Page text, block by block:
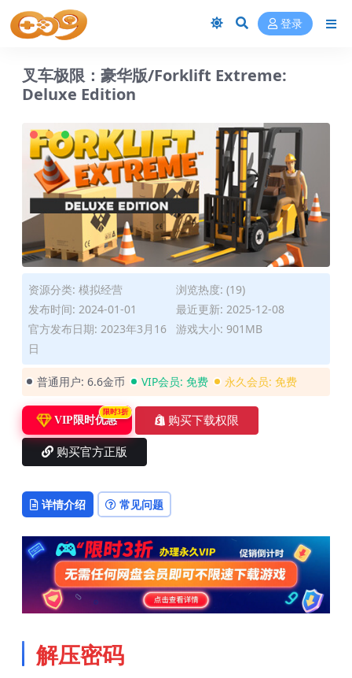
登录
叉车极限：豪华版/Forklift Extreme:
Deluxe Edition
资源分类: 模拟经营
浏览热度: (19)
发布时间: 2024-01-01
最近更新: 2025-12-08
官方发布日期: 2023年3月16
日
游戏大小: 901MB
普通用户: 6.6金币 VIP会员: 免费 永久会员: 免费
VIP限时优惠
限时3折
购买下载权限
购买官方正版
详情介绍 常见问题
解压密码